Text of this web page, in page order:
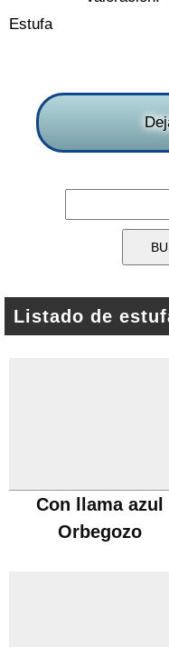
Estufa
Listado de
Con llama azul
Orbegozo